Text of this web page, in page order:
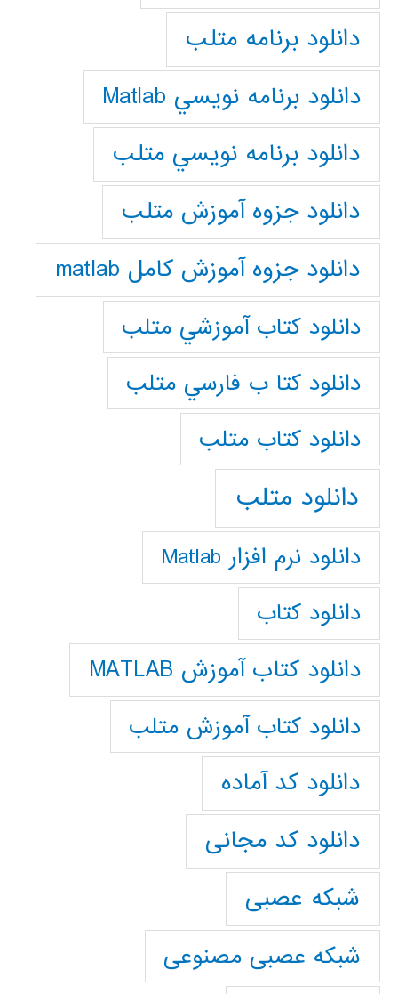
دانلود برنامه متلب
دانلود برنامه نويسي Matlab
دانلود برنامه نويسي متلب
دانلود جزوه آموزش متلب
دانلود جزوه آموزش کامل matlab
دانلود كتاب آموزشي متلب
دانلود كتا ب فارسي متلب
دانلود كتاب متلب
دانلود متلب
دانلود نرم افزار Matlab
دانلود کتاب
دانلود کتاب آموزش MATLAB
دانلود کتاب آموزش متلب
دانلود کد آماده
دانلود کد مجانی
شبکه عصبی
شبکه عصبی مصنوعی